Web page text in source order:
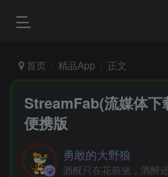
首页 精品App 正文
StreamFab(流媒体下
便携版
勇敢的大野狼
酒醒只在花前坐，酒醉